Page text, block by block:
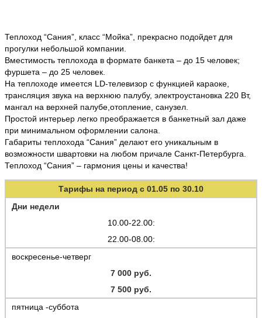
Теплоход “Сания”, класс “Мойка”, прекрасно подойдет для
прогулки небольшой компании.
Вместимость теплохода в формате банкета – до 15 человек;
фуршета – до 25 человек.
На теплоходе имеется LD-телевизор с функцией караоке,
трансляция звука на верхнюю палубу, электроустановка 220 Вт,
мангал на верхней палубе,отопление, санузел.
Простой интерьер легко преображается в банкетный зал даже
при минимальном оформлении салона.
Габариты теплохода “Сания” делают его уникальным в
возможности швартовки на любом причале Санкт-Петербурга.
Теплоход “Сания” – гармония цены и качества!
Тарифы на период с 01.05 по 30.10
Дни недели
10.00-22.00:
22.00-08.00:
воскресенье-четверг
7 000 руб.
7 500 руб.
пятница -суббота